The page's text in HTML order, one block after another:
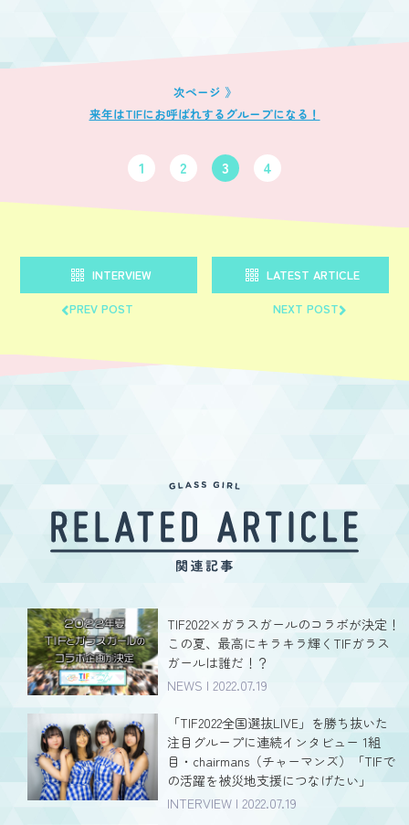
来年はTIFにお呼ばれするグループになる！
1 2 3 4
INTERVIEW
LATEST ARTICLE
PREV POST
NEXT POST
TIF2022×ガラスガールのコラボが決定！
この夏、最高にキラキラ輝くTIFガラス
ガールは誰だ！？
NEWS | 2022.07.19
「TIF2022全国選抜LIVE」を勝ち抜いた
注目グループに連続インタビュー 1組
目・chairmans（チャーマンズ）「TIFで
の活躍を被災地支援につなげたい」
INTERVIEW | 2022.07.19